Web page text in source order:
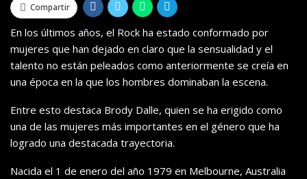
Compartir
En los últimos años, el Rock ha estado conformado por
mujeres que han dejado en claro que la sensualidad y el
talento no están peleados como anteriormente se creía en
una época en la que los hombres dominaban la escena.
Entre esto destaca Brody Dalle, quien se ha erigido como
una de las mujeres más importantes en el género que ha
logrado una destacada trayectoria.
Nacida el 1 de enero del año 1979 en Melbourne, Australia